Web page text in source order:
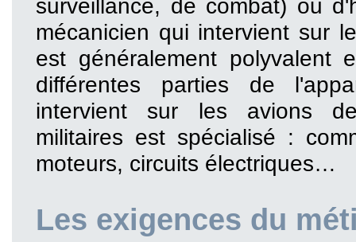
surveillance, de combat) ou
mécanicien qui intervient sur
est généralement polyvalent
différentes parties de
intervient sur les avions
militaires est spécialisé :
moteurs, circuits électriques…
Les exigences du